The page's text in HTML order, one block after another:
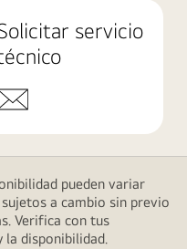
servicio
pueden variar
a cambio sin previo
Verifica con tus
disponibilidad.